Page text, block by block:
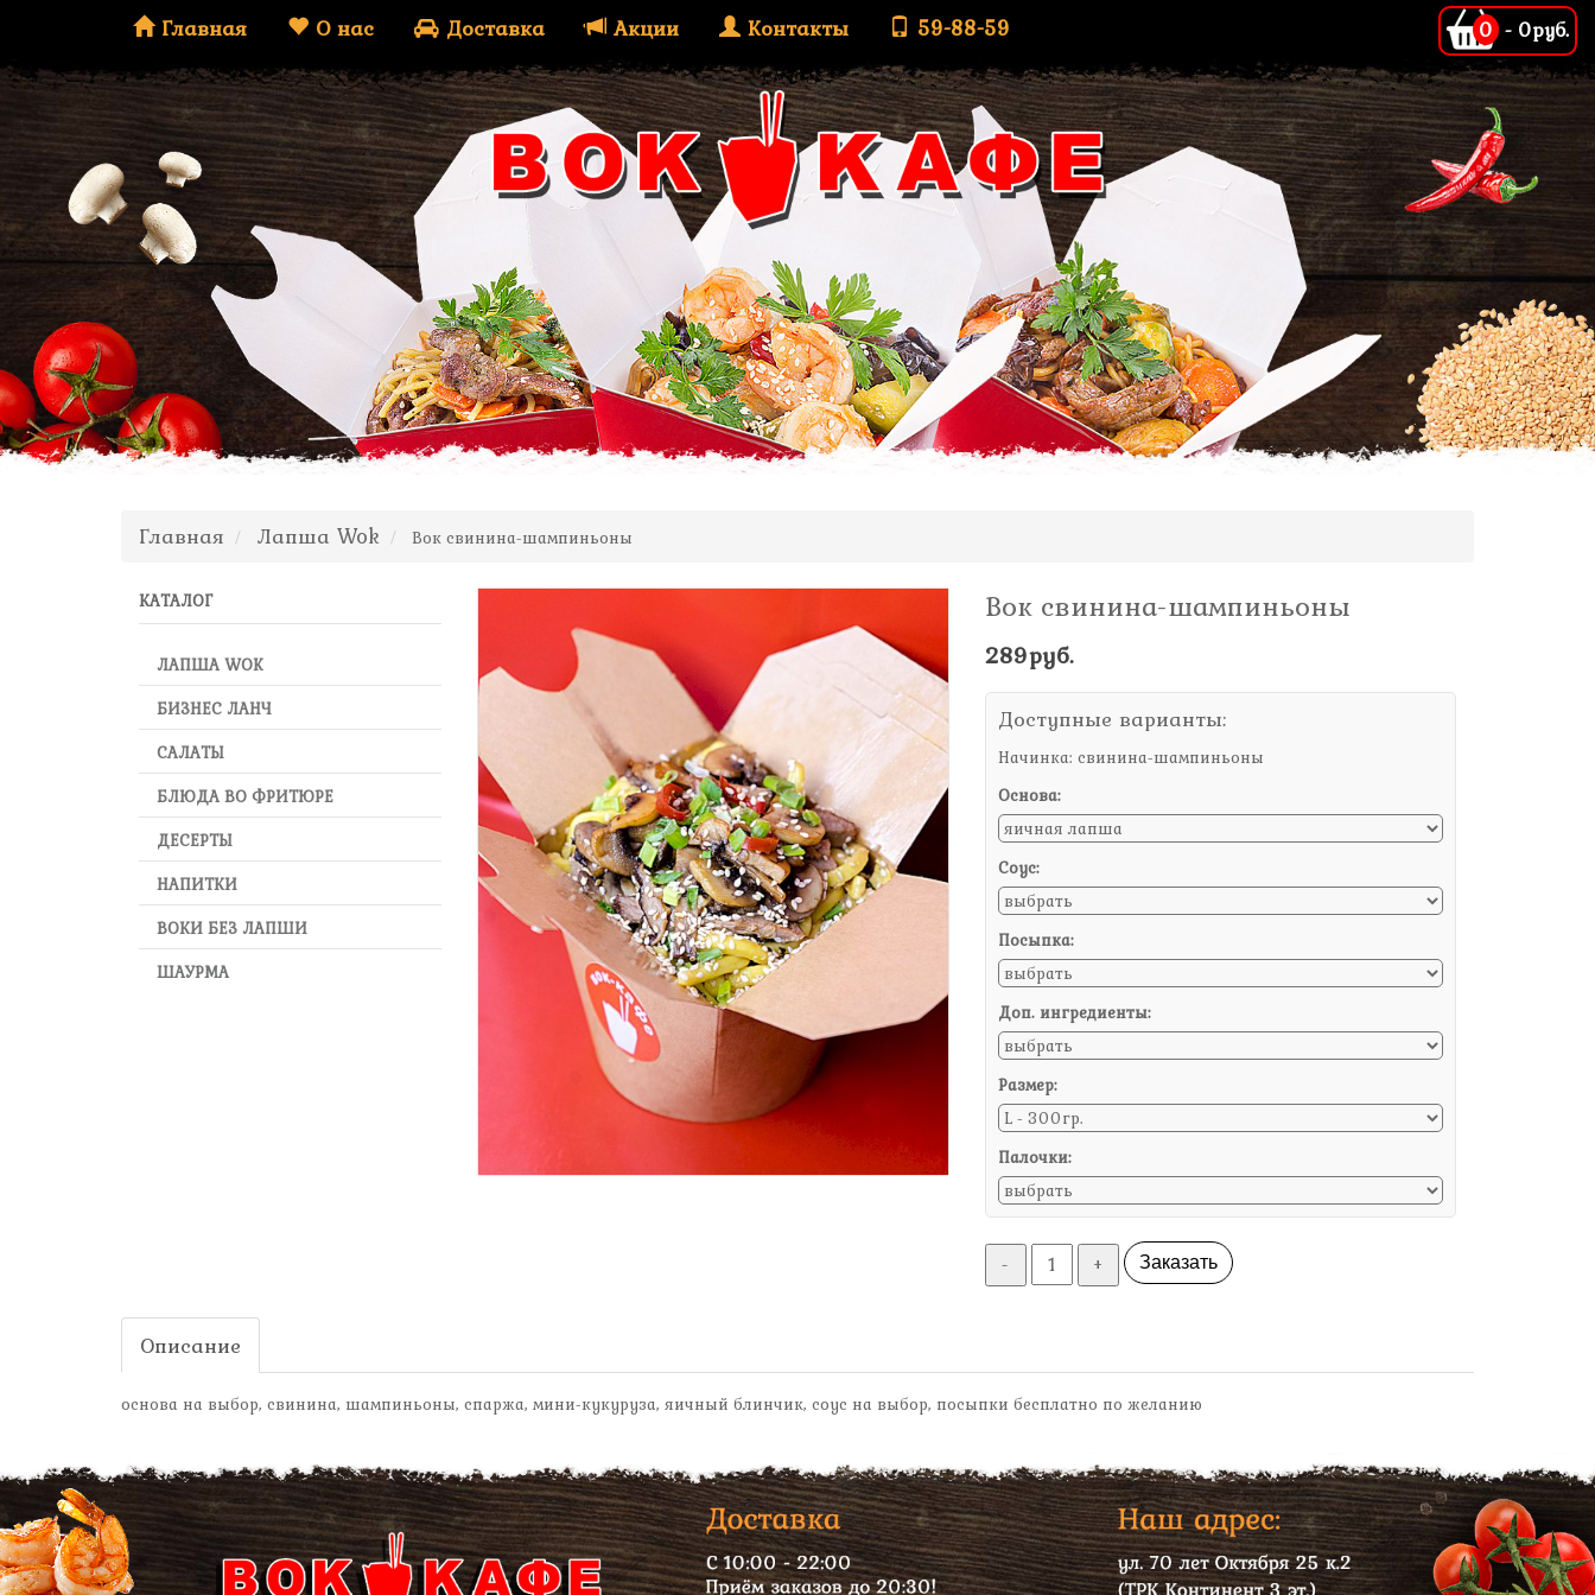
Главная О нас Доставка Акции Контакты 59-88-59 0 - 0руб.
Главная Лапша Wok Вок свинина-шампиньоны
КАТАЛОГ
ЛАПША WOK
БИЗНЕС ЛАНЧ
САЛАТЫ
БЛЮДА ВО ФРИТЮРЕ
ДЕСЕРТЫ
НАПИТКИ
ВОКИ БЕЗ ЛАПШИ
ШАУРМА
Вок свинина-шампиньоны
289руб.
Доступные варианты:
Начинка: свинина-шампиньоны
Основа:
Соус:
Посыпка:
Доп. ингредиенты:
Размер:
Палочки:
- + Заказать
Описание
основа на выбор, свинина, шампиньоны, спаржа, мини-кукуруза, яичный блинчик, соус на выбор, посыпки бесплатно по желанию